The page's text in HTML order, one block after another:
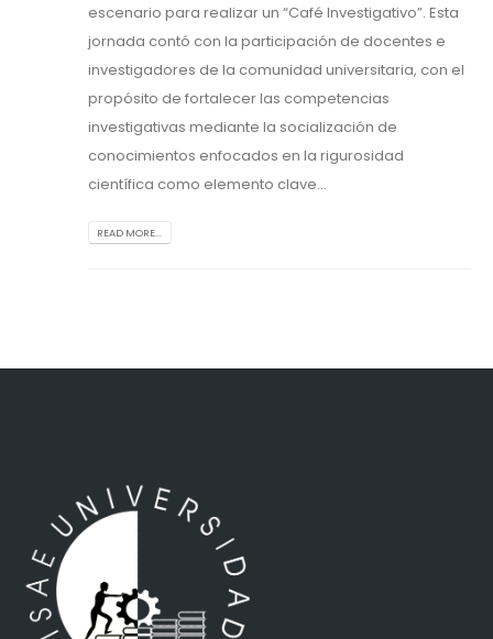
escenario para realizar un “Café Investigativo”. Esta
jornada contó con la participación de docentes e
investigadores de la comunidad universitaria, con el
propósito de fortalecer las competencias
investigativas mediante la socialización de
conocimientos enfocados en la rigurosidad
científica como elemento clave...
READ MORE...